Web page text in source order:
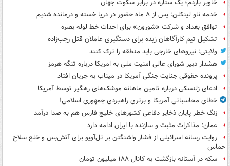
خاویر باردم؛ یک ستاره در برابر سکوت جهان
خدمه ناو لینکلن: پس از ۸ ماه حضور در دریا خسته و درمانده‌ شدیم
توافق بغداد و شرکت «شورون» برای احداث خط لوله بصره
تشکیل تیم کارآگاهان زبده برای دستگیری عاملان قتل رجب‌زاده
ولایتی: نیروهای خارجی باید منطقه را ترک کنند
هشدار دبیر شورای عالی امنیت ملی به امریکا درباره تنگه هرمز
پرونده حقوقی جنایت جنگی آمریکا در میناب به جریان افتاد
ادعای زلنسکی درباره تامین ماهانه موشک‌های رهگیر توسط آمریکا
خطای محاسباتی آمریکا و برتری راهبردی جمهوری اسلامی!
زنگ خطر پایان ذخایر دفاعی کشورهای خلیج فارس هم به صدا درآمد
عمان: مذاکرات مثبت و سازنده با ایران ادامه دارد
روایت رسانه اسرائیلی از فشار واشنگتن بر تل‌آویو برای آتش‌بس و خلع سلاح
حماس
سکه در آستانه بازگشت به کانال ۱۸۸ میلیون تومان